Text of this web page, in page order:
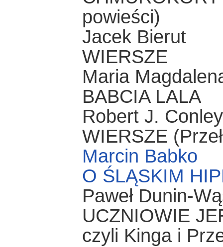
powieści)
Jacek Bierut
WIERSZE
Maria
BABCIA LALA
Robert J. Conley
WIERSZE
Marcin Babko
O ŚLĄSKIM
Paweł Dunin-
UCZNIOWIE
czyli Kinga i